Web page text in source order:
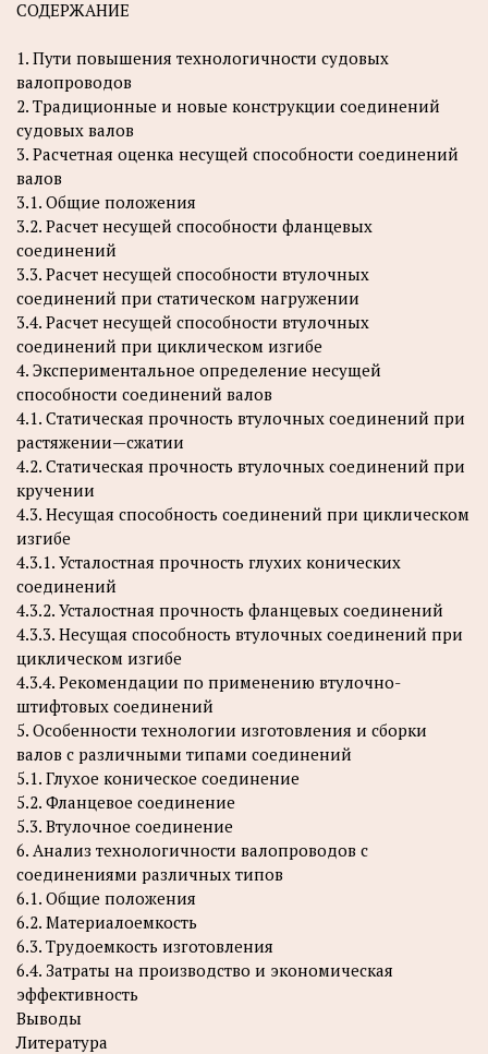
СОДЕРЖАНИЕ
1. Пути повышения технологичности судовых
валопроводов
2. Традиционные и новые конструкции соединений
судовых валов
3. Расчетная оценка несущей способности соединений
валов
3.1. Общие положения
3.2. Расчет несущей способности фланцевых
соединений
3.3. Расчет несущей способности втулочных
соединений при статическом нагружении
3.4. Расчет несущей способности втулочных
соединений при циклическом изгибе
4. Экспериментальное определение несущей
способности соединений валов
4.1. Статическая прочность втулочных соединений при
растяжении—сжатии
4.2. Статическая прочность втулочных соединений при
кручении
4.3. Несущая способность соединений при циклическом
изгибе
4.3.1. Усталостная прочность глухих конических
соединений
4.3.2. Усталостная прочность фланцевых соединений
4.3.3. Несущая способность втулочных соединений при
циклическом изгибе
4.3.4. Рекомендации по применению втулочно-
штифтовых соединений
5. Особенности технологии изготовления и сборки
валов с различными типами соединений
5.1. Глухое коническое соединение
5.2. Фланцевое соединение
5.3. Втулочное соединение
6. Анализ технологичности валопроводов с
соединениями различных типов
6.1. Общие положения
6.2. Материалоемкость
6.3. Трудоемкость изготовления
6.4. Затраты на производство и экономическая
эффективность
Выводы
Литература